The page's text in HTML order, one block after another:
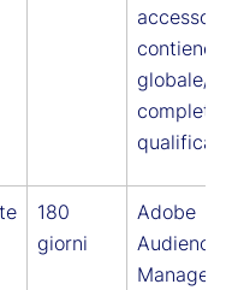
accesso
contiene
globale/
qualificato
180
giorni
Adobe
Audience
Manager -